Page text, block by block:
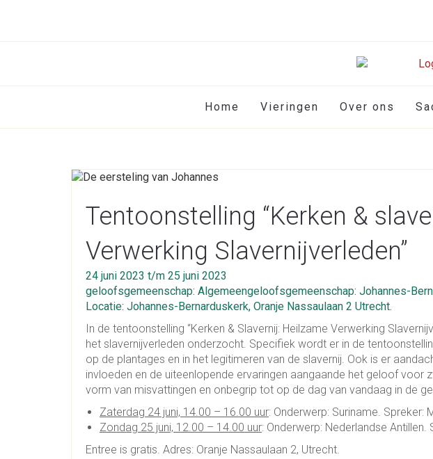
Home Vieringen Over ons
Tentoonstelling “Kerken &
Verwerking Slavernijverleden”
24 juni 2023 t/m 25 juni 2023
geloofsgemeenschap: Algemeengeloofsgemeenschap: Johannes-
Locatie: Johannes-Bernarduskerk, Oranje Nassaulaan 2 Utrecht.
In de tentoonstelling “Kerken & Slavernij: Heilzame Verwerking
het slavernijverleden onderzocht. Specifiek wordt er in de
op de plantages en in het legitimeren van de slavernij. Ook is er
invloeden en de uiteenlopende ervaringen aangaande het geloof voor
vorm van misvattingen en onbegrip tot op de dag van vandaag in de
Zaterdag 24 juni, 14.00 – 16.00 uur: Onderwerp: Suriname. Spreker:
Zondag 25 juni, 12.00 – 14.00 uur: Onderwerp: Nederlandse Antillen.
Entree is gratis. Adres: Oranje Nassaulaan 2, Utrecht.